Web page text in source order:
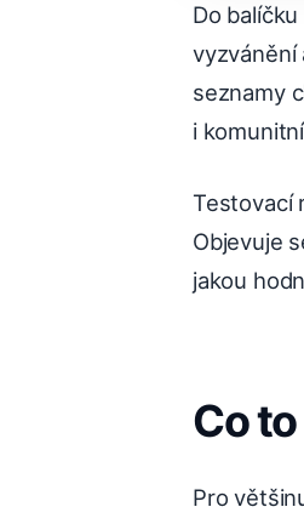
Do
vyzvánění
seznamy
i
Testovací
Objevuje
jakou
Co
Pro